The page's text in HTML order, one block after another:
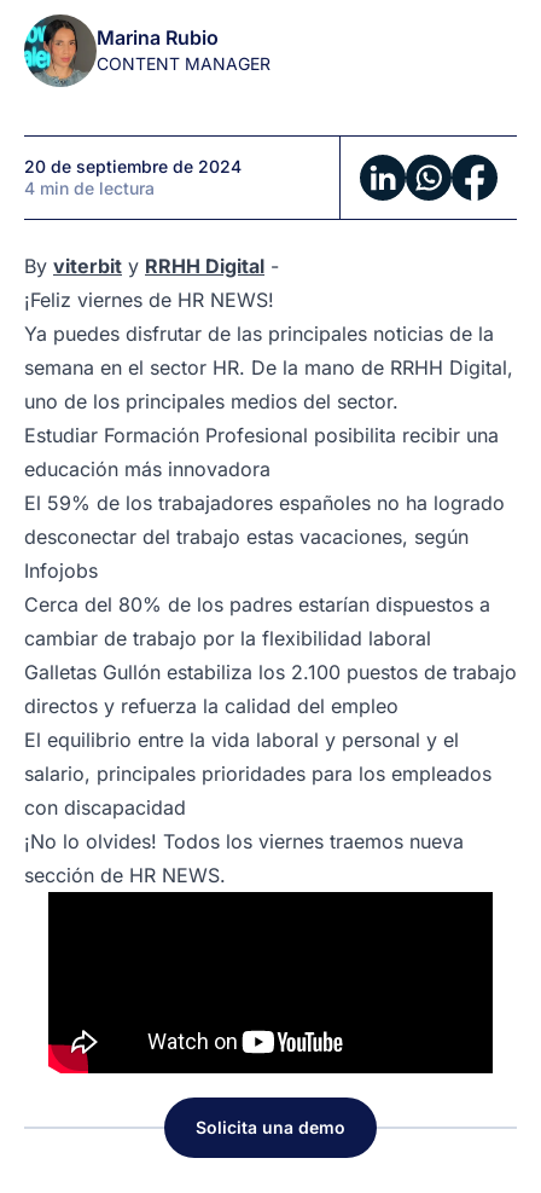
de
RRHH
en
minuto
(by
viterbit
RRHH
Digital)
Marina Rubio
CONTENT MANAGER
20 de septiembre de 2024
4 min de lectura
By viterbit y RRHH Digital -
¡Feliz viernes de HR NEWS!
Ya puedes disfrutar de las principales noticias de la
semana en el sector HR. De la mano de RRHH Digital,
uno de los principales medios del sector.
Estudiar Formación Profesional posibilita recibir una
educación más innovadora
El 59% de los trabajadores españoles no ha logrado
desconectar del trabajo estas vacaciones, según
Infojobs
Cerca del 80% de los padres estarían dispuestos a
cambiar de trabajo por la flexibilidad laboral
Galletas Gullón estabiliza los 2.100 puestos de trabajo
directos y refuerza la calidad del empleo
El equilibrio entre la vida laboral y personal y el
salario, principales prioridades para los empleados
con discapacidad
¡No lo olvides! Todos los viernes traemos nueva
sección de HR NEWS.
Solicita una demo